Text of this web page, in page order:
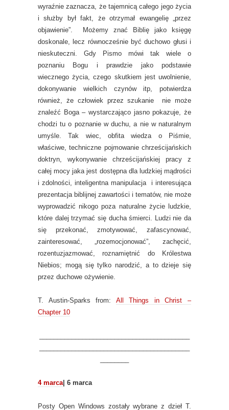
wyraźnie zaznacza, że tajemnicą całego jego życia
i służby był fakt, że otrzymał ewangelię „przez
objawienie”. Możemy znać Biblię jako księgę
doskonale, lecz równocześnie być duchowo głusi i
nieskuteczni. Gdy Pismo mówi tak wiele o
poznaniu Bogu i prawdzie jako podstawie
wiecznego życia, czego skutkiem jest uwolnienie,
dokonywanie wielkich czynów itp, potwierdza
również, że człowiek przez szukanie nie może
znaleźć Boga – wystarczająco jasno pokazuje, że
chodzi tu o poznanie w duchu, a nie w naturalnym
umyśle. Tak wiec, obfita wiedza o Piśmie,
właściwe, techniczne pojmowanie chrześcijańskich
doktryn, wykonywanie chrześcijańskiej pracy z
całej mocy jaka jest dostępna dla ludzkiej mądrości
i zdolności, inteligentna manipulacja i interesująca
prezentacja biblijnej zawartości i tematów, nie może
wyprowadzić nikogo poza naturalne życie ludzkie,
które dalej trzymać się ducha śmierci. Ludzi nie da
się przekonać, zmotywować, zafascynować,
zainteresować, „rozemocjonować”, zachęcić,
rozentuzjazmować, roznamiętnić do Królestwa
Niebios; mogą się tylko narodzić, a to dzieje się
przez duchowe ożywienie.
T. Austin-Sparks from: All Things in Christ –
Chapter 10
4 marca| 6 marca
Posty Open Windows zostały wybrane z dzieł T.